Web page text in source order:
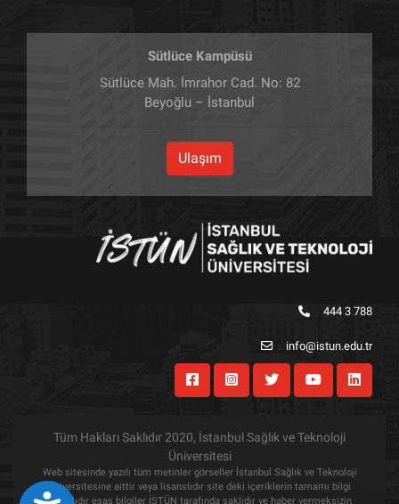
Sütlüce Kampüsü
Sütlüce Mah. İmrahor Cad. No: 82
Beyoğlu – İstanbul
Ulaşım
444 3 788
info@istun.edu.tr
Tüm Hakları Saklıdır 2020, İstanbul Sağlık ve Teknoloji
Üniversitesi
Web sitesinde yazılı tüm metinler görseller İstanbul Sağlık ve Teknoloji
Üniversitesine aittir veya lisanslıdır site deki içeriklerin tamamı bilgi
amaçlıdır esas bilgiler İSTÜN tarafında saklıdır ve haber vermeksizin